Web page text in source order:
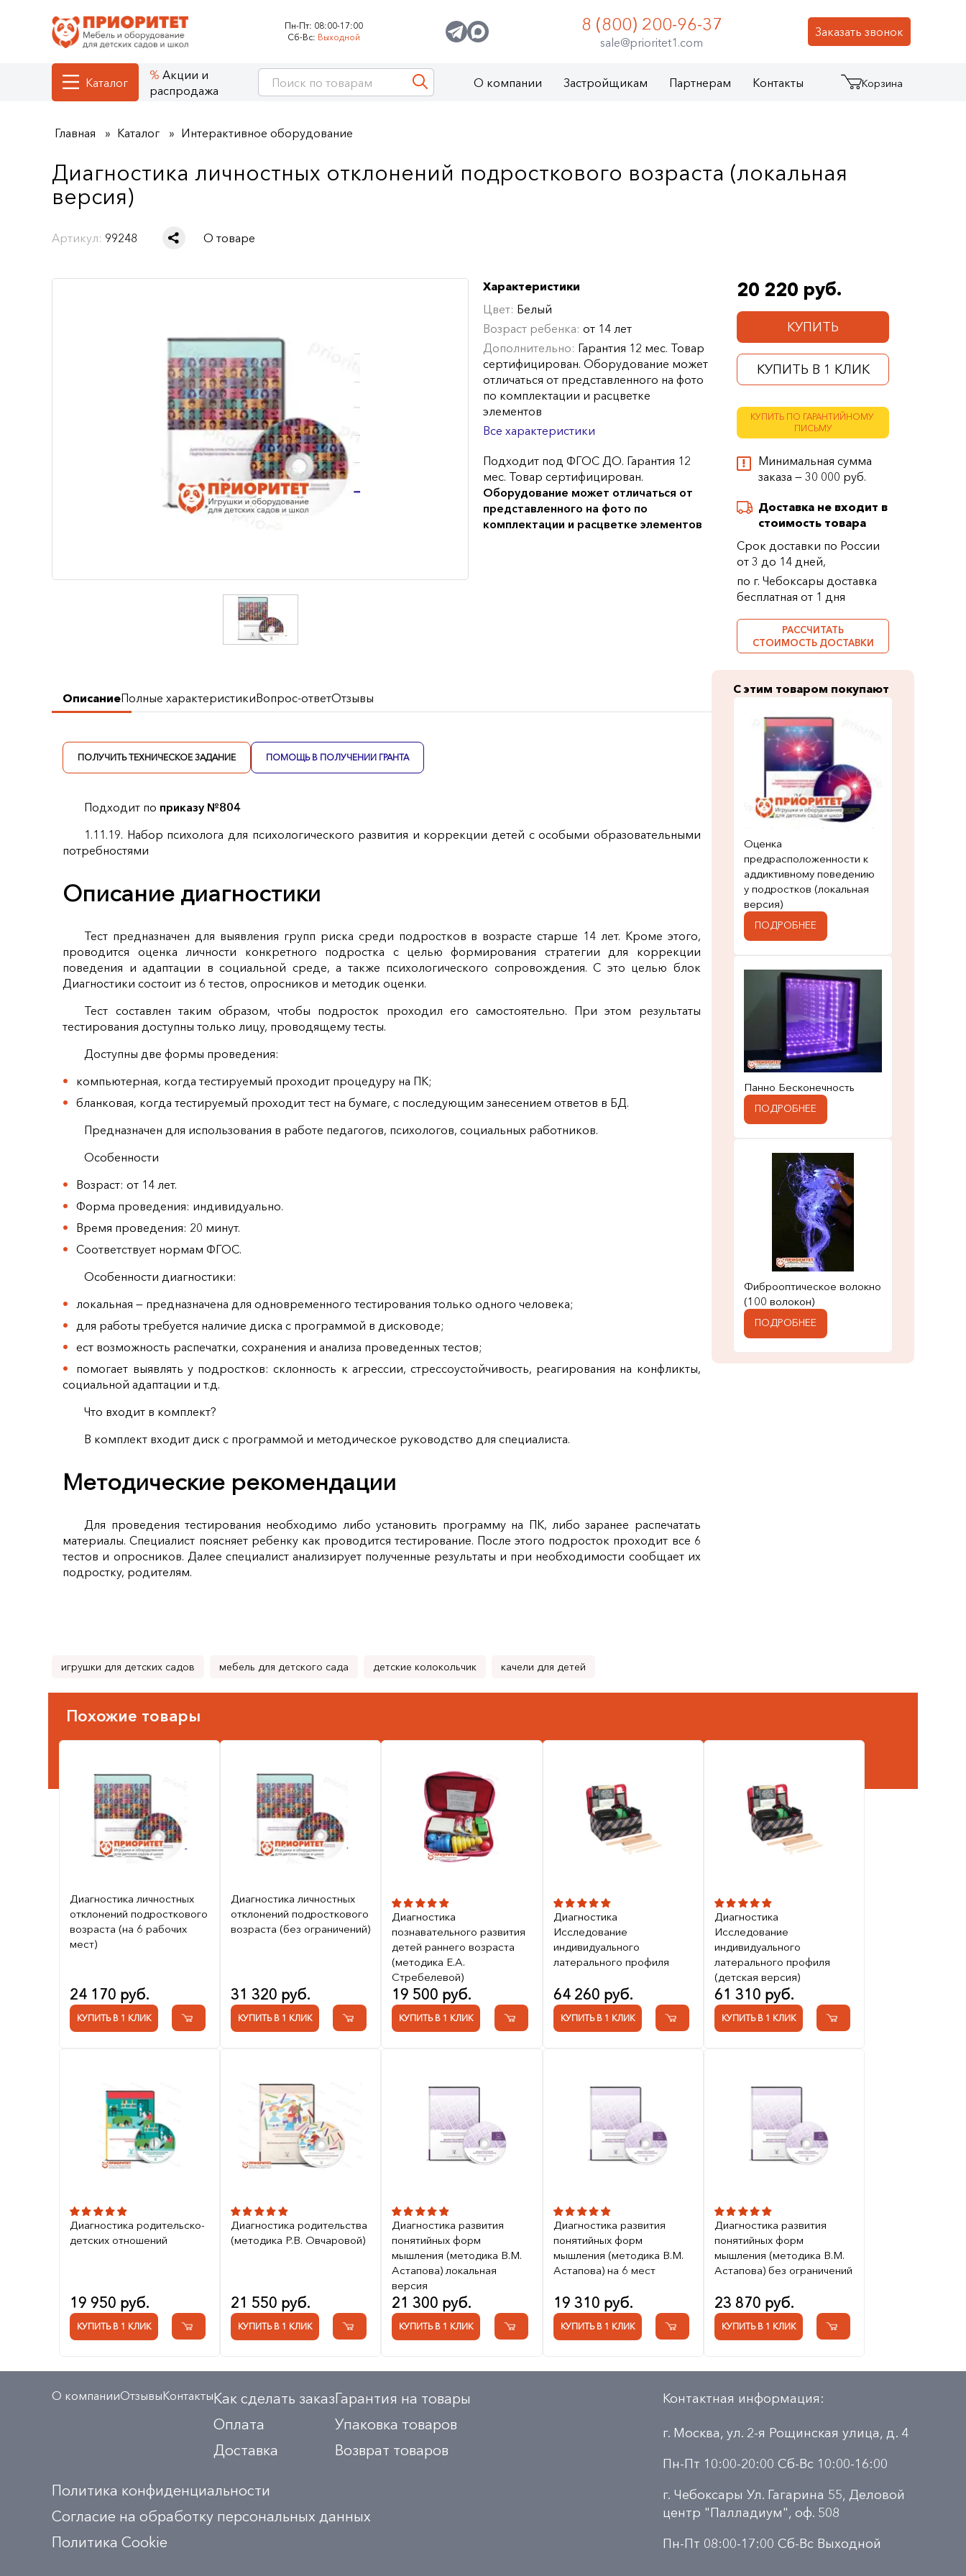
Пн-Пт: 08:00-17:00
Сб-Вс: Выходной Заказать звонок
8 (800) 200-96-37
sale@prioritet1.com
Каталог
Акции и
распродажа
О компании Застройщикам Партнерам Контакты Корзина
Главная Каталог Интерактивное оборудование
Диагностика личностных отклонений подросткового возраста (локальная
версия)
Артикул: 99248 О товаре
20 220 руб.
КУПИТЬ
КУПИТЬ В 1 КЛИК
КУПИТЬ ПО ГАРАНТИЙНОМУ
ПИСЬМУ
Минимальная сумма
заказа — 30 000 руб.
Доставка не входит в
стоимость товара
Срок доставки по России
от 3 до 14 дней,
по г. Чебоксары доставка
бесплатная от 1 дня
РАССЧИТАТЬ
СТОИМОСТЬ ДОСТАВКИ
Характеристики
Цвет: Белый
Возраст ребенка: от 14 лет
Дополнительно: Гарантия 12 мес. Товар
сертифицирован. Оборудование может
отличаться от представленного на фото
по комплектации и расцветке
элементов
Все характеристики
Подходит под ФГОС ДО. Гарантия 12
мес. Товар сертифицирован.
Оборудование может отличаться от
представленного на фото по
комплектации и расцветке элементов
ОписаниеПолные характеристикиВопрос-ответОтзывы
ПОЛУЧИТЬ ТЕХНИЧЕСКОЕ ЗАДАНИЕ ПОМОЩЬ В ПОЛУЧЕНИИ ГРАНТА
Подходит по приказу №804
1.11.19. Набор психолога для психологического развития и коррекции детей с особыми образовательными
потребностями
Описание диагностики
Тест предназначен для выявления групп риска среди подростков в возрасте старше 14 лет. Кроме этого,
проводится оценка личности конкретного подростка с целью формирования стратегии для коррекции
поведения и адаптации в социальной среде, а также психологического сопровождения. С это целью блок
Диагностики состоит из 6 тестов, опросников и методик оценки.
Тест составлен таким образом, чтобы подросток проходил его самостоятельно. При этом результаты
тестирования доступны только лицу, проводящему тесты.
Доступны две формы проведения:
компьютерная, когда тестируемый проходит процедуру на ПК;
бланковая, когда тестируемый проходит тест на бумаге, с последующим занесением ответов в БД.
Предназначен для использования в работе педагогов, психологов, социальных работников.
Особенности
Возраст: от 14 лет.
Форма проведения: индивидуально.
Время проведения: 20 минут.
Соответствует нормам ФГОС.
Особенности диагностики:
локальная — предназначена для одновременного тестирования только одного человека;
для работы требуется наличие диска с программой в дисководе;
ест возможность распечатки, сохранения и анализа проведенных тестов;
помогает выявлять у подростков: склонность к агрессии, стрессоустойчивость, реагирования на конфликты,
социальной адаптации и т.д.
Что входит в комплект?
В комплект входит диск с программой и методическое руководство для специалиста.
Методические рекомендации
Для проведения тестирования необходимо либо установить программу на ПК, либо заранее распечатать
материалы. Специалист поясняет ребенку как проводится тестирование. После этого подросток проходит все 6
тестов и опросников. Далее специалист анализирует полученные результаты и при необходимости сообщает их
подростку, родителям.
С этим товаром покупают
Оценка
предрасположенности к
аддиктивному поведению
у подростков (локальная
версия)
ПОДРОБНЕЕ
Панно Бесконечность
ПОДРОБНЕЕ
Фиброоптическое волокно
(100 волокон)
ПОДРОБНЕЕ
игрушки для детских садов мебель для детского сада детские колокольчик качели для детей
Похожие товары
Диагностика личностных
отклонений подросткового
возраста (на 6 рабочих
мест)
24 170 руб.
КУПИТЬ В 1 КЛИК
Диагностика личностных
отклонений подросткового
возраста (без ограничений)
31 320 руб.
КУПИТЬ В 1 КЛИК
Диагностика
познавательного развития
детей раннего возраста
(методика Е.А.
Стребелевой)
19 500 руб.
КУПИТЬ В 1 КЛИК
Диагностика
Исследование
индивидуального
латерального профиля
64 260 руб.
КУПИТЬ В 1 КЛИК
Диагностика
Исследование
индивидуального
латерального профиля
(детская версия)
61 310 руб.
КУПИТЬ В 1 КЛИК
Диагностика родительско-
детских отношений
19 950 руб.
КУПИТЬ В 1 КЛИК
Диагностика родительства
(методика Р.В. Овчаровой)
21 550 руб.
КУПИТЬ В 1 КЛИК
Диагностика развития
понятийных форм
мышления (методика В.М.
Астапова) локальная
версия
21 300 руб.
КУПИТЬ В 1 КЛИК
Диагностика развития
понятийных форм
мышления (методика В.М.
Астапова) на 6 мест
19 310 руб.
КУПИТЬ В 1 КЛИК
Диагностика развития
понятийных форм
мышления (методика В.М.
Астапова) без ограничений
23 870 руб.
КУПИТЬ В 1 КЛИК
О компанииОтзывыКонтактыКак сделать заказ
Оплата
Доставка
Гарантия на товары
Упаковка товаров
Возврат товаров
Политика конфиденциальности
Согласие на обработку персональных данных
Политика Сookie
Контактная информация:
г. Москва, ул. 2-я Рощинская улица, д. 4
Пн-Пт 10:00-20:00 Сб-Вс 10:00-16:00
г. Чебоксары Ул. Гагарина 55, Деловой
центр "Палладиум", оф. 508
Пн-Пт 08:00-17:00 Сб-Вс Выходной